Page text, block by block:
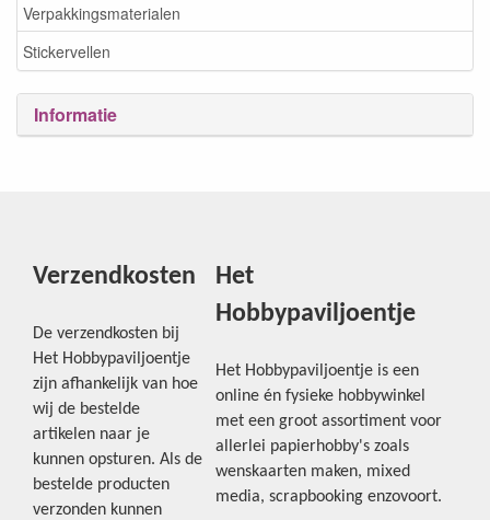
Verpakkingsmaterialen
Stickervellen
Informatie
Verzendkosten
De verzendkosten bij
Het Hobbypaviljoentje
zijn afhankelijk van hoe
wij de bestelde
artikelen naar je
kunnen opsturen. Als de
bestelde producten
verzonden kunnen
Het
Hobbypaviljoentje
Het Hobbypaviljoentje is een
online én fysieke hobbywinkel
met een groot assortiment voor
allerlei papierhobby's zoals
wenskaarten maken, mixed
media, scrapbooking enzovoort.